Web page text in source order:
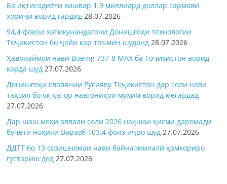
Ба иқтисодиёти кишвар 1,9 миллиард доллар сармояи
хориҷӣ ворид гардид 28.07.2026
94,4 фоизи хатмкунандагони Донишгоҳи технологии
Тоҷикистон бо ҷойи кор таъмин шуданд 28.07.2026
Ҳавопаймои нави Boeing 737-8 MAX ба Тоҷикистон ворид
карда шуд 27.07.2026
Донишгоҳи славянии Русияву Тоҷикистон дар соли нави
таҳсил бо як қатор навгониҳои муҳим ворид мегардад
27.07.2026
Дар шаш моҳи аввали соли 2026 нақшаи қисми даромади
буҷети ноҳияи Варзоб 103,4 фоиз иҷро шуд 27.07.2026
ДДТТ бо 13 созишномаи нави байналмилалӣ ҳамкориро
густариш дод 27.07.2026